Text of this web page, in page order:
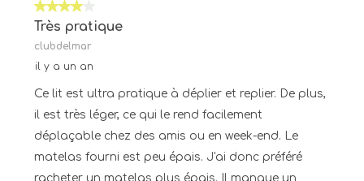
4 sur 5 étoiles.
Très pratique
clubdelmar
il y a un an
Ce lit est ultra pratique à déplier et replier. De plus,
il est très léger, ce qui le rend facilement
déplaçable chez des amis ou en week-end. Le
matelas fourni est peu épais. J'ai donc préféré
racheter un matelas plus épais. Il manque un